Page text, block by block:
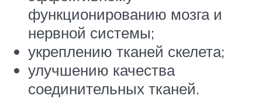
функционированию мозга и
нервной системы;
укреплению тканей скелета;
улучшению качества
соединительных тканей.